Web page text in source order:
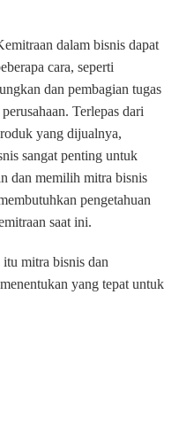
dalam bisnis dapat
cara, seperti
dan pembagian tugas
Terlepas dari
yang dijualnya,
sangat penting untuk
dan memilih mitra bisnis
pengetahuan
saat ini.
mitra bisnis dan
yang tepat untuk